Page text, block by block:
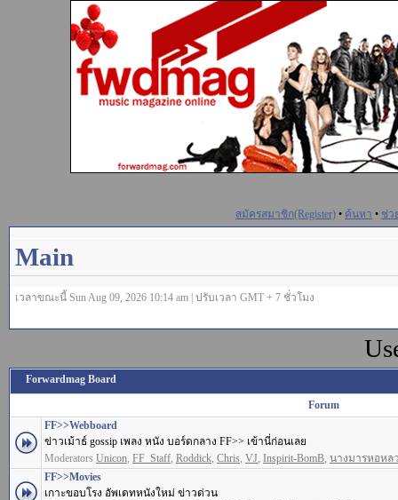
สมัครสมาชิก(Register) • ค้นหา • ช่ว
Main
เวลาขณะนี้ Sun Aug 09, 2026 10:14 am | ปรับเวลา GMT + 7 ชั่วโมง
Forwardmag Board
Forum
FF>>Webboard
ข่าวเม้าธ์ gossip เพลง หนัง บอร์ดกลาง FF>> เข้านี่ก่อนเลย
Moderators Unicon, FF_Staff, Roddick, Chris, VJ, Inspirit-BomB, นางมารหอหล
FF>>Movies
เกาะขอบโรง อัพเดทหนังใหม่ ข่าวด่วน